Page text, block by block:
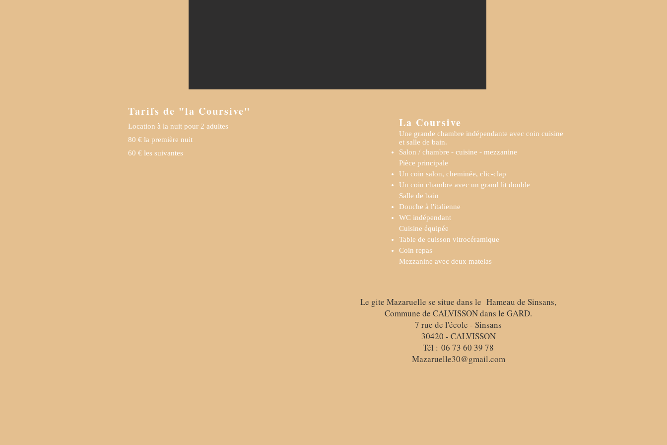
Tarifs de "la Coursive"
Location à la nuit pour 2 adultes
80 € la première nuit
60 € les suivantes
La Coursive
Une grande chambre indépendante avec coin cuisine
et salle de bain.
Salon / chambre - cuisine - mezzanine
Pièce principale
Un coin salon, cheminée, clic-clap
Un coin chambre avec un grand lit double
Salle de bain
Douche à l'italienne
WC indépendant
Cuisine équipée
Table de cuisson vitrocéramique
Coin repas
Mezzanine avec deux matelas
Le gite Mazaruelle se situe dans le Hameau de Sinsans,
Commune de CALVISSON dans le GARD.
7 rue de l'école - Sinsans
30420 - CALVISSON
Tél : 06 73 60 39 78
Mazaruelle30@gmail.com